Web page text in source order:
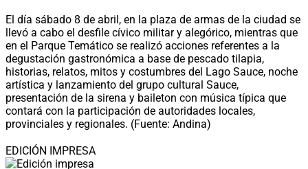
El día sábado 8 de abril, en la plaza de armas de la ciudad se
llevó a cabo el desfile cívico militar y alegórico, mientras que
en el Parque Temático se realizó acciones referentes a la
degustación gastronómica a base de pescado tilapia,
historias, relatos, mitos y costumbres del Lago Sauce, noche
artística y lanzamiento del grupo cultural Sauce,
presentación de la sirena y baileton con música típica que
contará con la participación de autoridades locales,
provinciales y regionales. (Fuente: Andina)
EDICIÓN IMPRESA